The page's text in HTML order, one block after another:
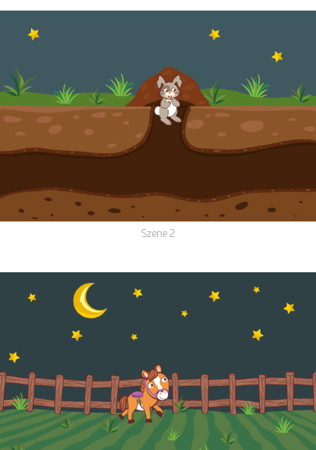
Szene 2